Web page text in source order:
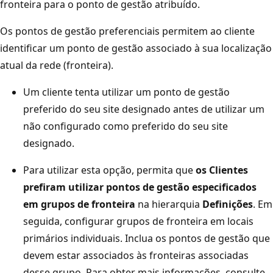
fronteira para o ponto de gestão atribuído.
Os pontos de gestão preferenciais permitem ao cliente
identificar um ponto de gestão associado à sua localização
atual da rede (fronteira).
Um cliente tenta utilizar um ponto de gestão
preferido do seu site designado antes de utilizar um
não configurado como preferido do seu site
designado.
Para utilizar esta opção, permita queos Clientes
prefiram utilizar pontos de gestão especificados
em grupos de fronteira na hierarquia Definições. Em
seguida, configurar grupos de fronteira em locais
primários individuais. Inclua os pontos de gestão que
devem estar associados às fronteiras associadas